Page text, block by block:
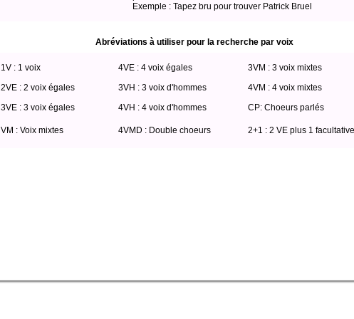
Exemple : Tapez bru pour trouver Patrick Bruel
Abréviations à utiliser pour la recherche par voix
1V : 1 voix 4VE : 4 voix égales
3VM : 3 voix mixtes
2VE : 2 voix égales
3VH : 3 voix d'hommes
4VM : 4 voix mixtes
3VE : 3 voix égales
4VH : 4 voix d'hommes CP: Choeurs parlés
VM : Voix mixtes 4VMD : Double choeurs 2+1 : 2 VE plus 1 facultative